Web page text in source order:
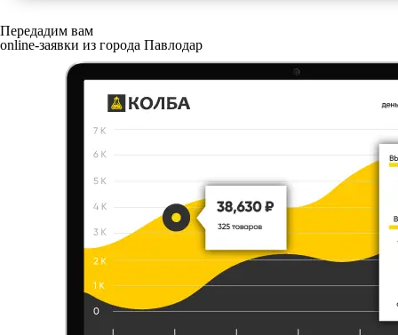
Передадим вам
online-заявки из города Павлодар